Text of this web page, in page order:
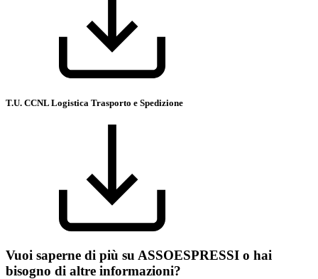
T.U. CCNL Logistica Trasporto e Spedizione
Vuoi saperne di più su ASSOESPRESSI o hai
bisogno di altre informazioni?